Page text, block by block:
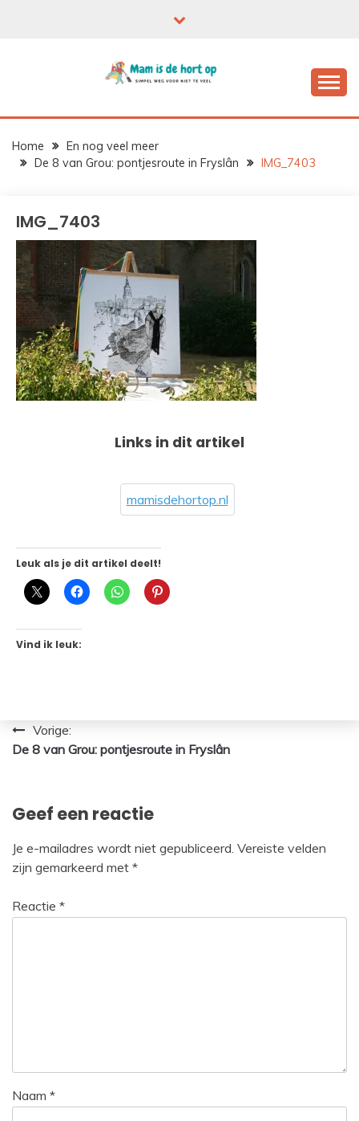
Home
En nog veel meer
De 8 van Grou: pontjesroute in Fryslân
IMG_7403
IMG_7403
Links in dit artikel
mamisdehortop.nl
Leuk als je dit artikel deelt!
Vind ik leuk:
Bericht
navigatie
Vorige:
De 8 van Grou: pontjesroute in Fryslân
Geef een reactie
Je e-mailadres wordt niet gepubliceerd. Vereiste velden
zijn gemarkeerd met *
Reactie *
Naam *